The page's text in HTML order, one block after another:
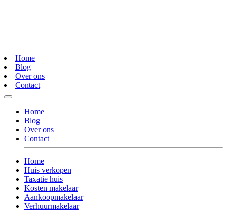
Home
Blog
Over ons
Contact
Home
Blog
Over ons
Contact
Home
Huis verkopen
Taxatie huis
Kosten makelaar
Aankoopmakelaar
Verhuurmakelaar